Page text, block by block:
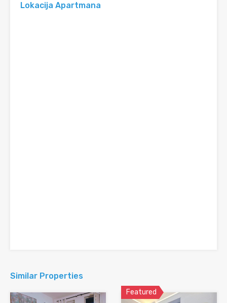
Lokacija Apartmana
Similar Properties
Featured